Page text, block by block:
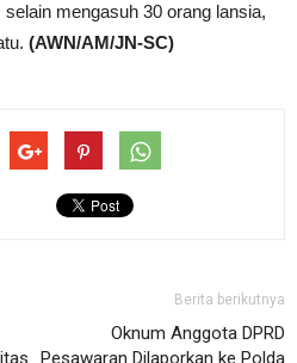
mengasuh 30 orang lansia,
(AWN/AM/JN-SC)
Berita berikutnya
Oknum Anggota DPRD
Pesawaran Dilaporkan ke Polda